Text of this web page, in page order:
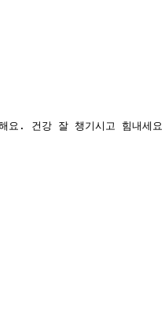
요. 건강 잘 챙기시고 힘내세